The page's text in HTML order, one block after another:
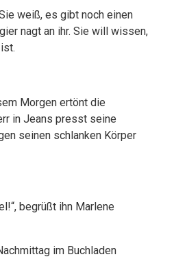
weiß, es gibt noch einen
nagt an ihr. Sie will wissen,
Morgen ertönt die
in Jeans presst seine
seinen schlanken Körper
begrüßt ihn Marlene
im Buchladen